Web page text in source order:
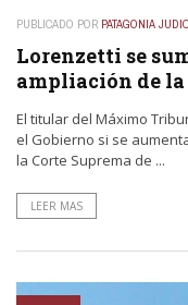
PUBLICADO POR PATAGONIA
Lorenzetti se
ampliación de la
El titular del Máximo
el Gobierno si se
la Corte Suprema de ...
LEER MAS